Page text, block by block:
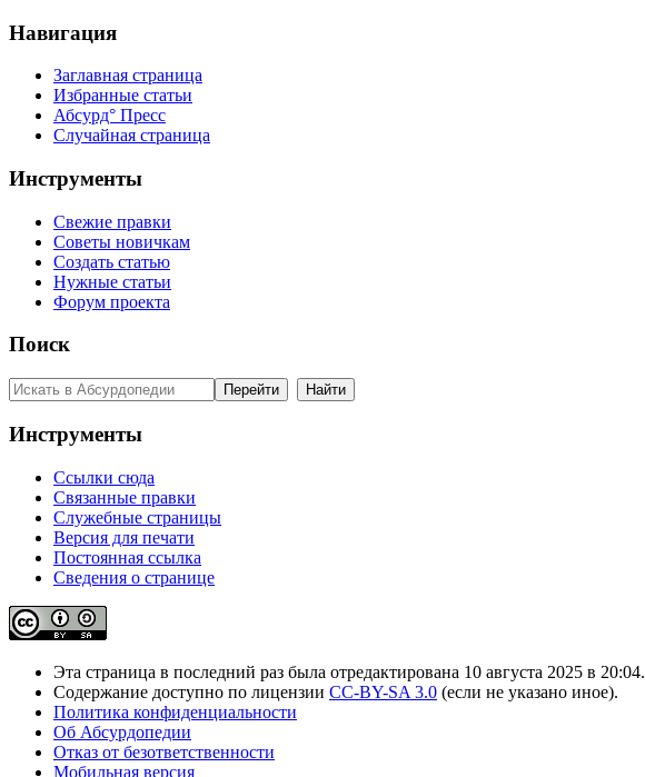
Навигация
Заглавная страница
Избранные статьи
Абсурд° Пресс
Случайная страница
Инструменты
Свежие правки
Советы новичкам
Создать статью
Нужные статьи
Форум проекта
Поиск
Инструменты
Ссылки сюда
Связанные правки
Служебные страницы
Версия для печати
Постоянная ссылка
Сведения о странице
Эта страница в последний раз была отредактирована 10 августа 2025 в 20:04.
Содержание доступно по лицензии CC-BY-SA 3.0 (если не указано иное).
Политика конфиденциальности
Об Абсурдопедии
Отказ от безответственности
Мобильная версия